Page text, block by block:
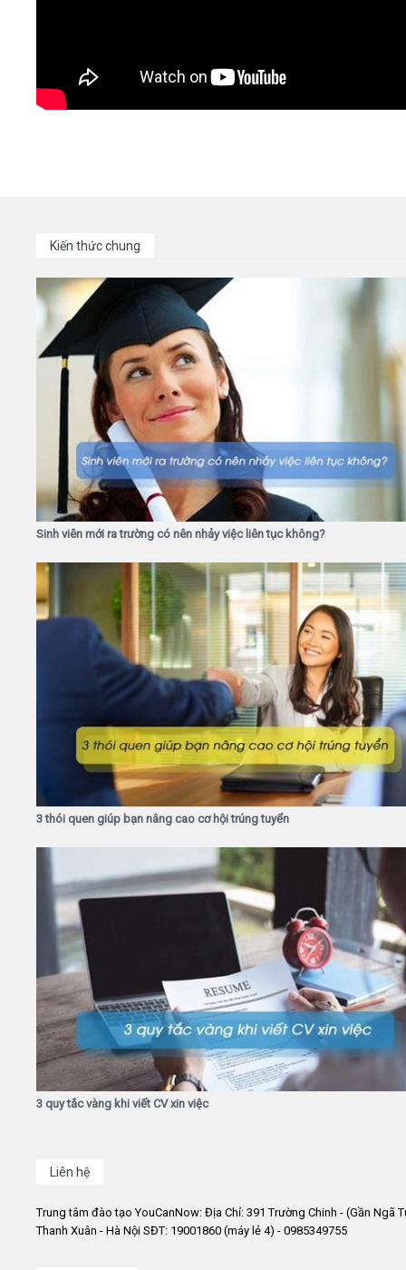
Kiến thức chung
Sinh viên mới ra trường có nên nhảy việc liên tục không?
3 thói quen giúp bạn nâng cao cơ hội trúng tuyển
3 quy tắc vàng khi viết CV xin việc
Liên hệ
Trung tâm đào tạo YouCanNow: Địa Chỉ: 391 Trường Chinh - (Gần Ngã
Thanh Xuân - Hà Nội SĐT: 19001860 (máy lẻ 4) - 0985349755